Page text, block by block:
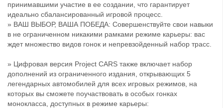
принимавшими участие в ее создании, что гарантирует
идеально сбалансированный игровой процесс.
» ВАШ ВЫБОР, ВАША ПОБЕДА: Совершенствуйте свои навыки
в не ограниченном никакими рамками режиме карьеры: вас
ждет множество видов гонок и непревзойденный набор трасс.
» Цифровая версия Project CARS также включает набор
дополнений из ограниченного издания, открывающих 5
легендарных автомобилей для всех игровых режимов, на
которых вы сможете поучаствовать в особых гонках
монокласса, доступных в режиме карьеры: